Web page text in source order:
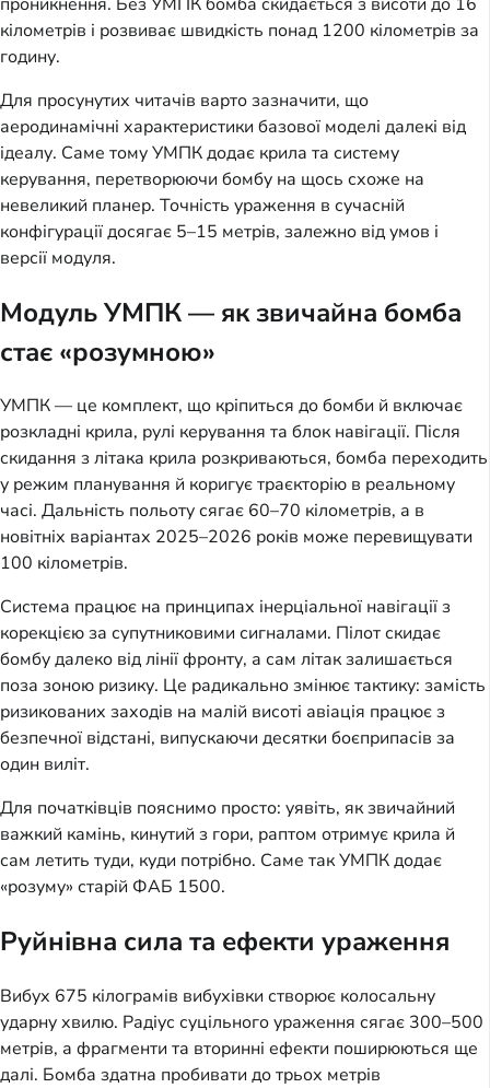
кілометрів і розвиває швидкість понад 1200 кілометрів за
годину.
Для просунутих читачів варто зазначити, що
аеродинамічні характеристики базової моделі далекі від
ідеалу. Саме тому УМПК додає крила та систему
керування, перетворюючи бомбу на щось схоже на
невеликий планер. Точність ураження в сучасній
конфігурації досягає 5–15 метрів, залежно від умов і
версії модуля.
Модуль УМПК — як звичайна бомба
стає «розумною»
УМПК — це комплект, що кріпиться до бомби й включає
розкладні крила, рулі керування та блок навігації. Після
скидання з літака крила розкриваються, бомба переходить
у режим планування й коригує траєкторію в реальному
часі. Дальність польоту сягає 60–70 кілометрів, а в
новітніх варіантах 2025–2026 років може перевищувати
100 кілометрів.
Система працює на принципах інерціальної навігації з
корекцією за супутниковими сигналами. Пілот скидає
бомбу далеко від лінії фронту, а сам літак залишається
поза зоною ризику. Це радикально змінює тактику: замість
ризикованих заходів на малій висоті авіація працює з
безпечної відстані, випускаючи десятки боєприпасів за
один виліт.
Для початківців пояснимо просто: уявіть, як звичайний
важкий камінь, кинутий з гори, раптом отримує крила й
сам летить туди, куди потрібно. Саме так УМПК додає
«розуму» старій ФАБ 1500.
Руйнівна сила та ефекти ураження
Вибух 675 кілограмів вибухівки створює колосальну
ударну хвилю. Радіус суцільного ураження сягає 300–500
метрів, а фрагменти та вторинні ефекти поширюються ще
далі. Бомба здатна пробивати до трьох метрів